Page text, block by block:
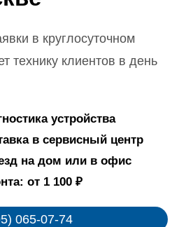
в круглосуточном
технику клиентов в день
устройства
в сервисный центр
на дом или в офис
от 1 100 ₽
065-07-74